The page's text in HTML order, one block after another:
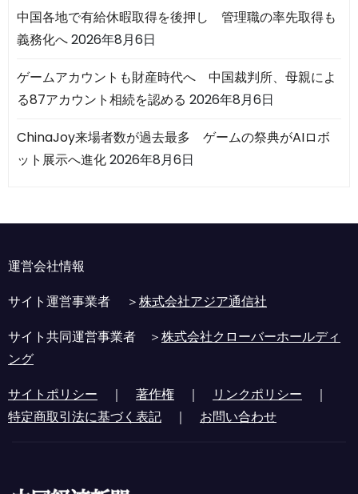
中国各地で有給休暇取得を後押し 管理職の率先取得も
義務化へ2026年8月6日
ゲームアカウントも財産時代へ 中国裁判所、母親によ
る87アカウント相続を認める 2026年8月6日
ChinaJoy来場者数が過去最多 ゲームの祭典がAIロボ
ット展示へ進化2026年8月6日
運営会社情報
サイト運営事業者 ＞株式会社アジア通信社
サイト共同運営事業者 ＞株式会社クローバーホールディ
ング
サイトポリシー ｜ 著作権 ｜ リンクポリシー ｜
特定商取引法に基づく表記 ｜ お問い合わせ